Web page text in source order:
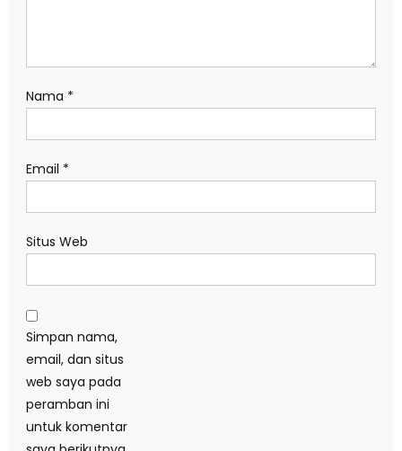
Nama *
Email *
Situs Web
Simpan nama,
email, dan situs
web saya pada
peramban ini
untuk komentar